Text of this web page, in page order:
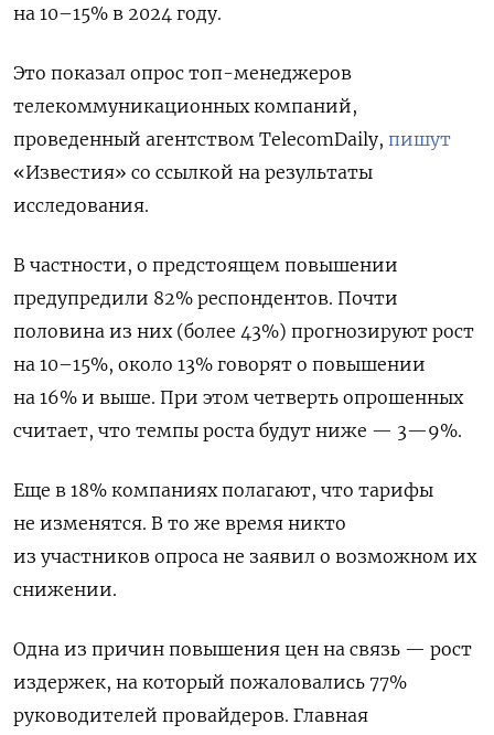
на 10–15% в 2024 году.
Это показал опрос топ-менеджеров
телекоммуникационных компаний,
проведенный агентством TelecomDaily, пишут
«Известия» со ссылкой на результаты
исследования.
В частности, о предстоящем повышении
предупредили 82% респондентов. Почти
половина из них (более 43%) прогнозируют рост
на 10–15%, около 13% говорят о повышении
на 16% и выше. При этом четверть опрошенных
считает, что темпы роста будут ниже — 3—9%.
Еще в 18% компаниях полагают, что тарифы
не изменятся. В то же время никто
из участников опроса не заявил о возможном их
снижении.
Одна из причин повышения цен на связь — рост
издержек, на который пожаловались 77%
руководителей провайдеров. Главная